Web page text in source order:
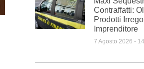
Contraffatti:
Prodotti
Imprenditore
7 Agosto 2026